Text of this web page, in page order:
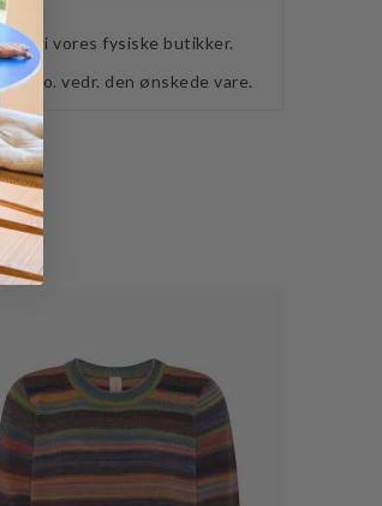
sig i vores fysiske butikker.
info. vedr. den ønskede vare.